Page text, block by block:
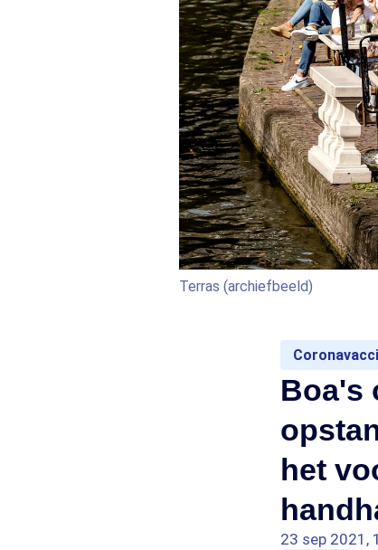
Terras (archiefbeeld)
Boa's
het
23 sep 2021,